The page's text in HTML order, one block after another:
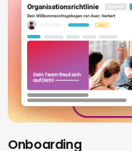
Onboarding